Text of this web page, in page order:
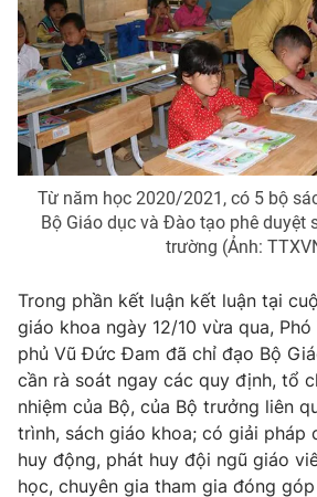
Từ năm học 2020/2021, có 5 bộ
Bộ Giáo dục và Đào tạo phê duyệt
trường (Ảnh:
Trong phần kết luận kết luận tại
giáo khoa ngày 12/10 vừa qua,
phủ Vũ Đức Đam đã chỉ đạo Bộ
cần rà soát ngay các quy định, tổ
nhiệm của Bộ, của Bộ trưởng liên
trình, sách giáo khoa; có giải pháp
huy động, phát huy đội ngũ giáo
học, chuyên gia tham gia đóng